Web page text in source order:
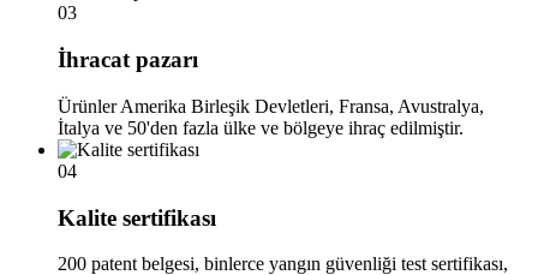
03
İhracat pazarı
Ürünler Amerika Birleşik Devletleri, Fransa, Avustralya,
İtalya ve 50'den fazla ülke ve bölgeye ihraç edilmiştir.
04
Kalite sertifikası
200 patent belgesi, binlerce yangın güvenliği test sertifikası,